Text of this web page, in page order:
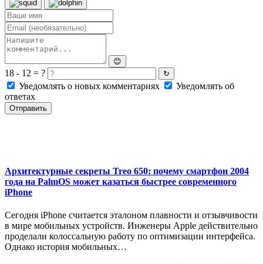
😊
18 - 12 = ? ↻
Уведомлять о новых комментариях
Уведомлять об
ответах
Отправить
Архитектурные секреты Treo 650: почему смартфон 2004
года на PalmOS может казаться быстрее современного
iPhone
Сегодня iPhone считается эталоном плавности и отзывчивости
в мире мобильных устройств. Инженеры Apple действительно
проделали колоссальную работу по оптимизации интерфейса.
Однако история мобильных…